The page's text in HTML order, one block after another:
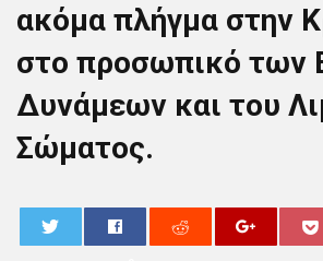
ακόμα πλήγμα στην
στο προσωπικό των
Δυνάμεων και του
Σώματος.